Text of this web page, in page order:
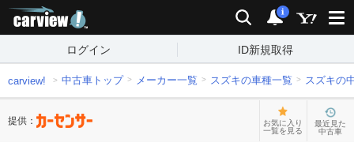
検索 通知
i
ログイン ID新規取得
carview! 中古車トップ メーカー一覧 スズキの車種一覧 スズキの
提供：
お気に入り
一覧を見る
最近見た
中古車